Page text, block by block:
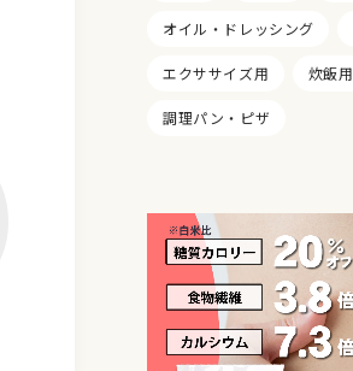
オイル・ドレッシング
エクササイズ用 炊飯用
調理パン・ピザ